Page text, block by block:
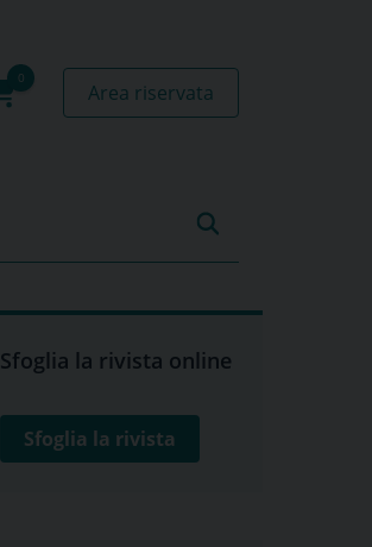
Area riservata
Sfoglia la rivista online
Sfoglia la rivista